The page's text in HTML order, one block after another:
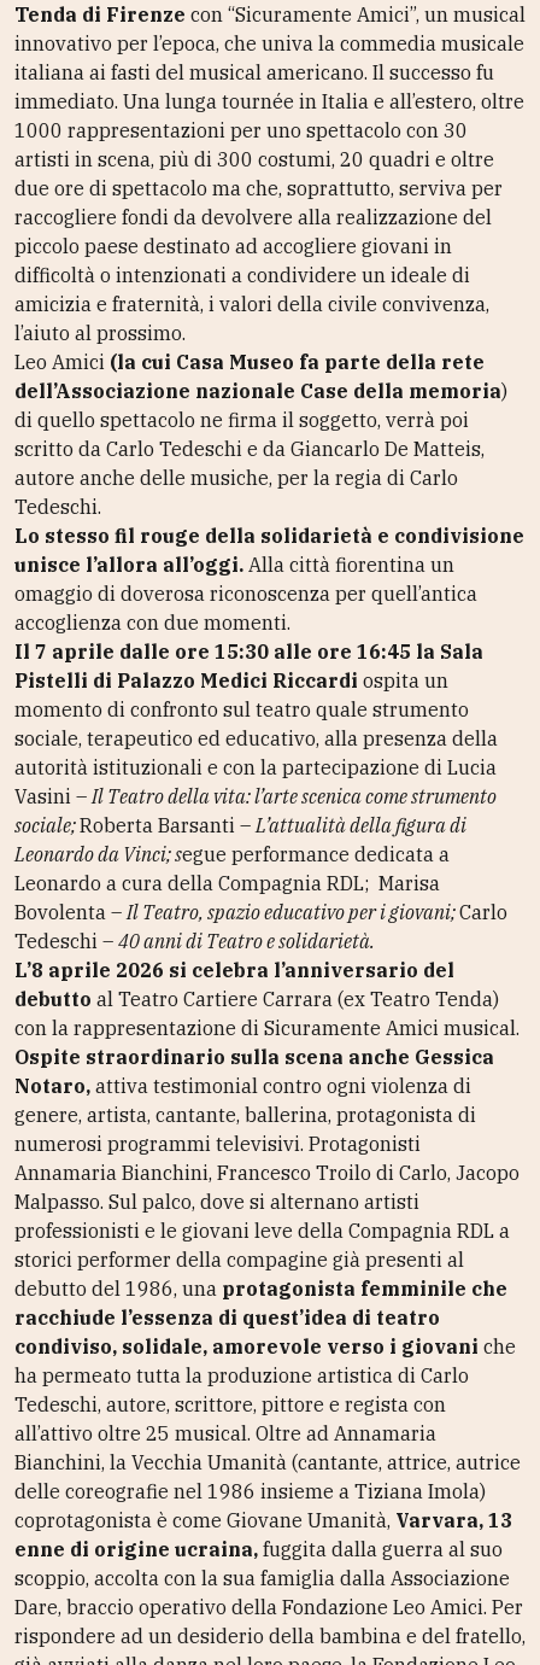
Tenda di Firenze con “Sicuramente Amici”, un musical
innovativo per l’epoca, che univa la commedia musicale
italiana ai fasti del musical americano. Il successo fu
immediato. Una lunga tournée in Italia e all’estero, oltre
1000 rappresentazioni per uno spettacolo con 30
artisti in scena, più di 300 costumi, 20 quadri e oltre
due ore di spettacolo ma che, soprattutto, serviva per
raccogliere fondi da devolvere alla realizzazione del
piccolo paese destinato ad accogliere giovani in
difficoltà o intenzionati a condividere un ideale di
amicizia e fraternità, i valori della civile convivenza,
l’aiuto al prossimo.
Leo Amici (la cui Casa Museo fa parte della rete
dell’Associazione nazionale Case della memoria)
di quello spettacolo ne firma il soggetto, verrà poi
scritto da Carlo Tedeschi e da Giancarlo De Matteis,
autore anche delle musiche, per la regia di Carlo
Tedeschi.
Lo stesso fil rouge della solidarietà e condivisione
unisce l’allora all’oggi. Alla città fiorentina un
omaggio di doverosa riconoscenza per quell’antica
accoglienza con due momenti.
Il 7 aprile dalle ore 15:30 alle ore 16:45 la Sala
Pistelli di Palazzo Medici Riccardi ospita un
momento di confronto sul teatro quale strumento
sociale, terapeutico ed educativo, alla presenza della
autorità istituzionali e con la partecipazione di Lucia
Vasini – Il Teatro della vita: l’arte scenica come strumento
sociale;Roberta Barsanti – L’attualità della figura di
Leonardo da Vinci; segue performance dedicata a
Leonardo a cura della Compagnia RDL; Marisa
Bovolenta – Il Teatro, spazio educativo per i giovani;Carlo
Tedeschi – 40 anni di Teatro e solidarietà.
L’8 aprile 2026 si celebra l’anniversario del
debutto al Teatro Cartiere Carrara (ex Teatro Tenda)
con la rappresentazione di Sicuramente Amici musical.
Ospite straordinario sulla scena anche Gessica
Notaro, attiva testimonial contro ogni violenza di
genere, artista, cantante, ballerina, protagonista di
numerosi programmi televisivi. Protagonisti
Annamaria Bianchini, Francesco Troilo di Carlo, Jacopo
Malpasso. Sul palco, dove si alternano artisti
professionisti e le giovani leve della Compagnia RDL a
storici performer della compagine già presenti al
debutto del 1986, una protagonista femminile che
racchiude l’essenza di quest’idea di teatro
condiviso, solidale, amorevole verso i giovani che
ha permeato tutta la produzione artistica di Carlo
Tedeschi, autore, scrittore, pittore e regista con
all’attivo oltre 25 musical. Oltre ad Annamaria
Bianchini, la Vecchia Umanità (cantante, attrice, autrice
delle coreografie nel 1986 insieme a Tiziana Imola)
coprotagonista è come Giovane Umanità, Varvara, 13
enne di origine ucraina, fuggita dalla guerra al suo
scoppio, accolta con la sua famiglia dalla Associazione
Dare, braccio operativo della Fondazione Leo Amici. Per
rispondere ad un desiderio della bambina e del fratello,